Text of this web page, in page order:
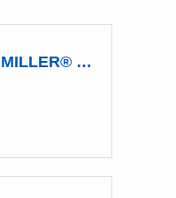
美国Miller公司 MILLER® RIPLEY® PK2000 光纤抛光试剂盒